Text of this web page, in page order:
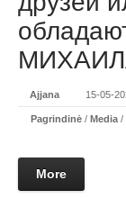
Ajjana 15-05-
Pagrindinė / Media /
More